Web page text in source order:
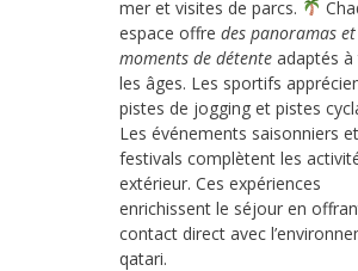
mer et visites de parcs.
espace offre des panoramas et
moments de détente adaptés à
les âges. Les sportifs
pistes de jogging et pistes
Les événements saisonniers et
festivals complètent les
extérieur. Ces expériences
enrichissent le séjour en
contact direct avec
qatari.